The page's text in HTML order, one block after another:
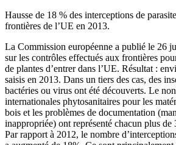
Hausse de 18 % des interceptions de
frontières de l’UE en 2013.
La Commission européenne a publié le 26
sur les contrôles effectués aux frontières
de plantes d’entrer dans l’UE. Résultat :
saisis en 2013. Dans un tiers des cas, des
bactéries ou virus ont été découverts. Le
internationales phytosanitaires pour les
bois et les problèmes de documentation
inappropriée) ont représenté chacun plus de
Par rapport à 2012, le nombre